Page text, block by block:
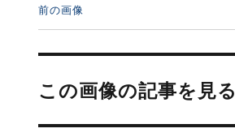
前の画像
投
ナ
ビ
ー
この画像の記事を見る